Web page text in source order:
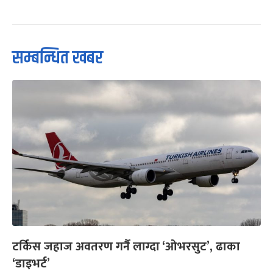
सम्बन्धित खबर
टर्किस जहाज अवतरण गर्नै लाग्दा ‘ओभरसुट’, ढाका
‘डाइभर्ट’